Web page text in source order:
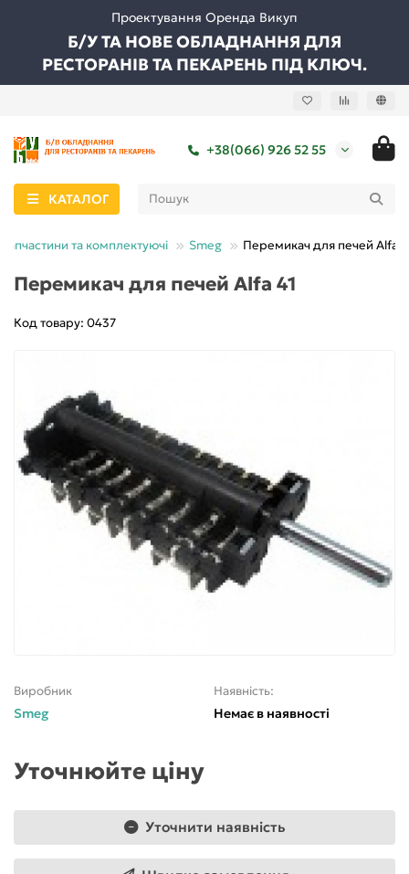
Проектування Оренда Викуп
Б/У ТА НОВЕ ОБЛАДНАННЯ ДЛЯ
РЕСТОРАНІВ ТА ПЕКАРЕНЬ ПІД КЛЮЧ.
+38(066) 926 52 55
КАТАЛОГ
Запчастини та комплектуючі Smeg Перемикач для печей Alfa
Перемикач для печей Alfa 41
Код товару: 0437
Виробник
Smeg
Наявність:
Немає в наявності
Уточнюйте ціну
Уточнити наявність